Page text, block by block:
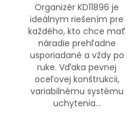
Organizér KD11896 je
ideálnym riešením pre
každého, kto chce mať
náradie prehľadne
usporiadané a vždy po
ruke. Vďaka pevnej
oceľovej konštrukcii,
variabilnému systému
uchytenia...